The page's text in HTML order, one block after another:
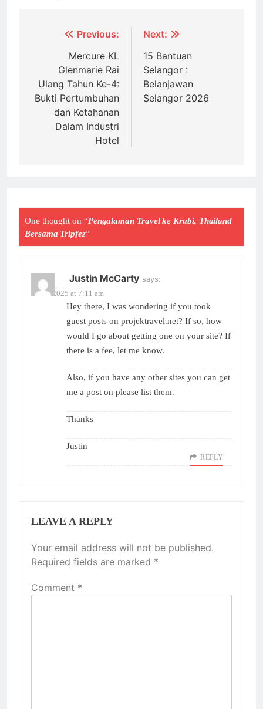
navigation
Previous:
Mercure KL
Glenmarie Rai
Ulang Tahun Ke-4:
Bukti Pertumbuhan
dan Ketahanan
Dalam Industri
Hotel
Next:
15 Bantuan
Selangor :
Belanjawan
Selangor 2026
One thought on “Pengalaman Travel ke Krabi, Thailand
Bersama Tripfez”
Justin McCarty says:
02/12/2025 at 7:11 am
Hey there, I was wondering if you took
guest posts on projektravel.net? If so, how
would I go about getting one on your site? If
there is a fee, let me know.
Also, if you have any other sites you can get
me a post on please list them.
Thanks
Justin
REPLY
LEAVE A REPLY
Your email address will not be published.
Required fields are marked *
Comment *